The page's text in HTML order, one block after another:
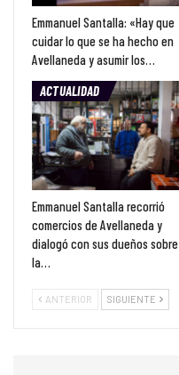
Emmanuel Santalla: «Hay que
cuidar lo que se ha hecho en
Avellaneda y asumir los…
ACTUALIDAD
Emmanuel Santalla recorrió
comercios de Avellaneda y
dialogó con sus dueños sobre
la…
ANTERIOR SIGUIENTE